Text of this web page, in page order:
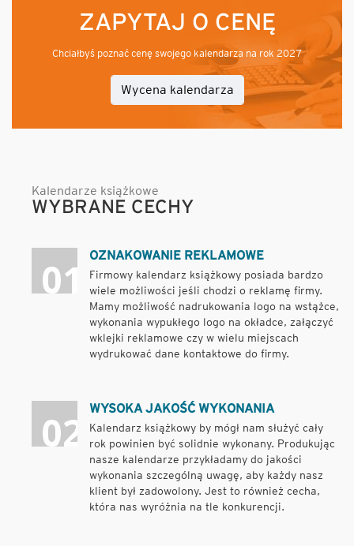
ZAPYTAJ O CENĘ
Chciałbyś poznać cenę swojego kalendarza na rok 2027
Wycena kalendarza
Kalendarze książkowe
WYBRANE CECHY
OZNAKOWANIE REKLAMOWE
Firmowy kalendarz książkowy posiada bardzo
wiele możliwości jeśli chodzi o reklamę firmy.
Mamy możliwość nadrukowania logo na wstążce,
wykonania wypukłego logo na okładce, załączyć
wklejki reklamowe czy w wielu miejscach
wydrukować dane kontaktowe do firmy.
WYSOKA JAKOŚĆ WYKONANIA
Kalendarz książkowy by mógł nam służyć cały
rok powinien być solidnie wykonany. Produkując
nasze kalendarze przykładamy do jakości
wykonania szczególną uwagę, aby każdy nasz
klient był zadowolony. Jest to również cecha,
która nas wyróżnia na tle konkurencji.